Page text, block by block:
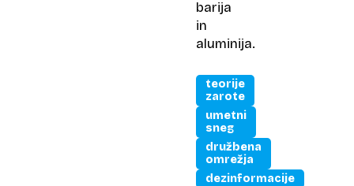
barija
in
aluminija.
teorije
zarote
umetni
sneg
družbena
omrežja
dezinformacije